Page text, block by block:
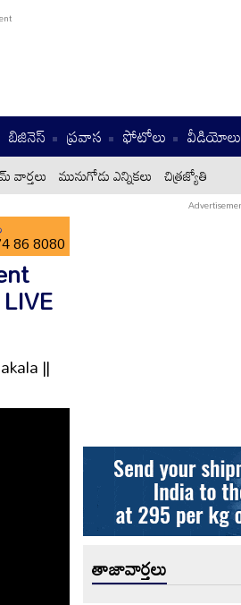
బిజినెస్ ప్రవాస ఫోటోలు వీడియోలు
వార్తలు మునుగోడు ఎన్నికలు చిత్రజ్యోతి
86 8080
||
తాజావార్తలు